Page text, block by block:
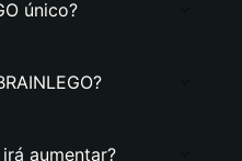
único?
aumentar?